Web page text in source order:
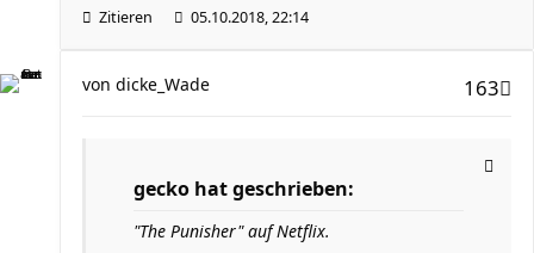
Zitieren 05.10.2018, 22:14
163
von dicke_Wade
gecko hat geschrieben:
"The Punisher" auf Netflix.